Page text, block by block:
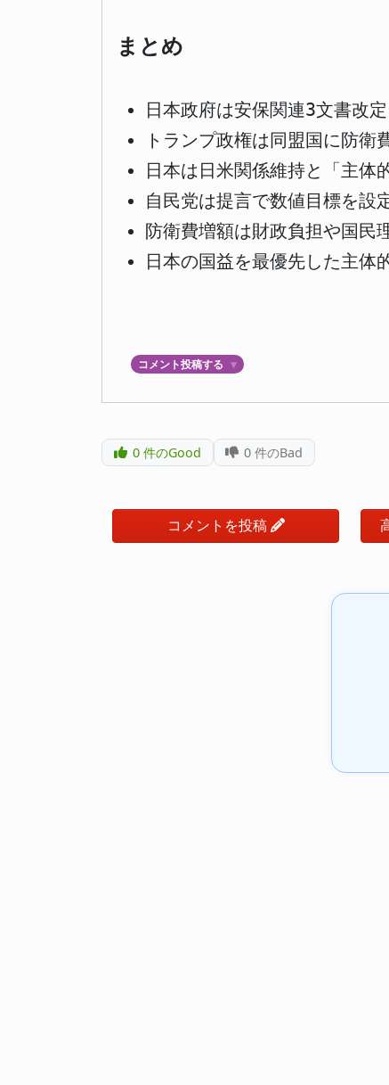
まとめ
日本政府は安保関連3文書改
トランプ政権は同盟国に防衛
日本は日米関係維持と「主体
自民党は提言で数値目標を設
防衛費増額は財政負担や国民
日本の国益を最優先した主体
コメント投稿する ▼
0件のGood 0 件のBad
コメントを投稿